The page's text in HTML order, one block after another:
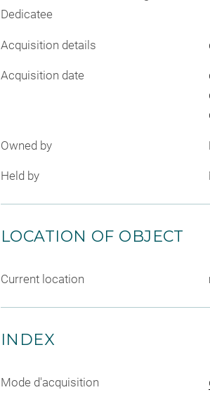
Dedicatee
Acquisition details
Acquisition date
Owned by
Held by
LOCATION OF OBJECT
Current location
INDEX
Mode d'acquisition